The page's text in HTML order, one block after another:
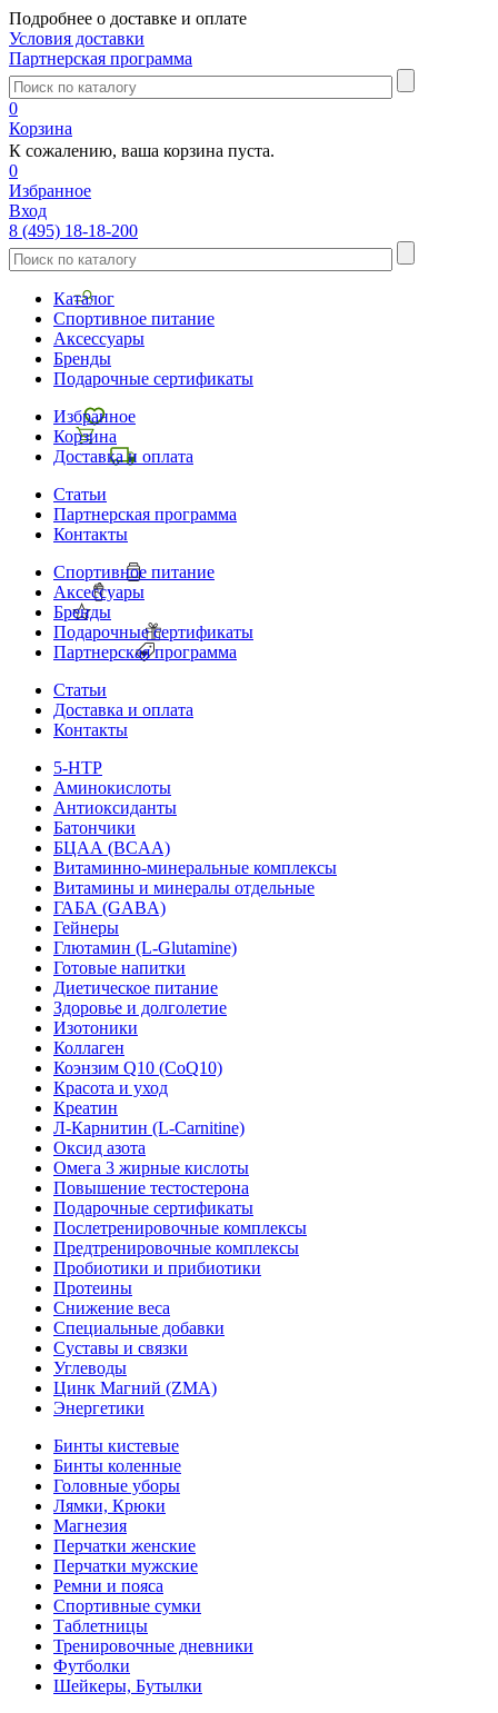
Подробнее о доставке и оплате
Условия доставки
Партнерская программа
0
Корзина
К сожалению, ваша корзина пуста.
0
Избранное
Вход
8 (495) 18-18-200
Каталог
Спортивное питание
Аксессуары
Бренды
Подарочные сертификаты
Избранное
Корзина
Доставка и оплата
Статьи
Партнерская программа
Контакты
Спортивное питание
Аксессуары
Бренды
Подарочные сертификаты
Партнерская программа
Статьи
Доставка и оплата
Контакты
5-HTP
Аминокислоты
Антиоксиданты
Батончики
БЦАА (BCAA)
Витаминно-минеральные комплексы
Витамины и минералы отдельные
ГАБА (GABA)
Гейнеры
Глютамин (L-Glutamine)
Готовые напитки
Диетическое питание
Здоровье и долголетие
Изотоники
Коллаген
Коэнзим Q10 (CoQ10)
Красота и уход
Креатин
Л-Карнитин (L-Сarnitine)
Оксид азота
Омега 3 жирные кислоты
Повышение тестостерона
Подарочные сертификаты
Послетренировочные комплексы
Предтренировочные комплексы
Пробиотики и прибиотики
Протеины
Снижение веса
Специальные добавки
Суставы и связки
Углеводы
Цинк Магний (ZMA)
Энергетики
Бинты кистевые
Бинты коленные
Головные уборы
Лямки, Крюки
Магнезия
Перчатки женские
Перчатки мужские
Ремни и пояса
Спортивные сумки
Таблетницы
Тренировочные дневники
Футболки
Шейкеры, Бутылки